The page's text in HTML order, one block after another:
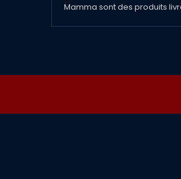
Mamma sont des produits